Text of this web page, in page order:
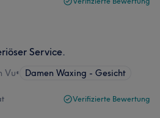
Service.
Vu• Damen Waxing - Gesicht
Verifizierte Bewertung